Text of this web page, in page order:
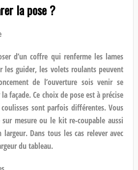
la pose ?
d’un coffre qui renferme les lames
les guider, les volets roulants peuvent
de l’ouverture sois venir se
façade. Ce choix de pose est à précise
sont parfois différentes. Vous
mesure ou le kit re-coupable aussi
largeur. Dans tous les cas relever avec
du tableau.